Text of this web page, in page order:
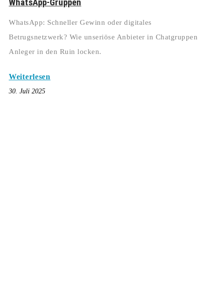
WhatsApp-Gruppen
WhatsApp: Schneller Gewinn oder digitales
Betrugsnetzwerk? Wie unseriöse Anbieter in Chatgruppen
Anleger in den Ruin locken.
Weiterlesen
30. Juli 2025